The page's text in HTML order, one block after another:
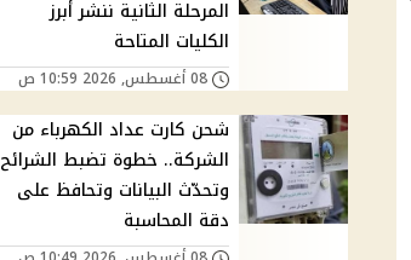
المرحلة الثانية ننشر أبرز
الكليات المتاحة
08 أغسطس, 2026 10:59 ص
شحن كارت عداد الكهرباء من
الشركة.. خطوة تضبط الشرائح
وتحدّث البيانات وتحافظ على
دقة المحاسبة